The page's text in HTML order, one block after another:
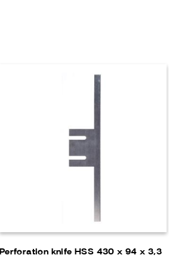
Perforation knife HSS 430 x 94 x 3,3